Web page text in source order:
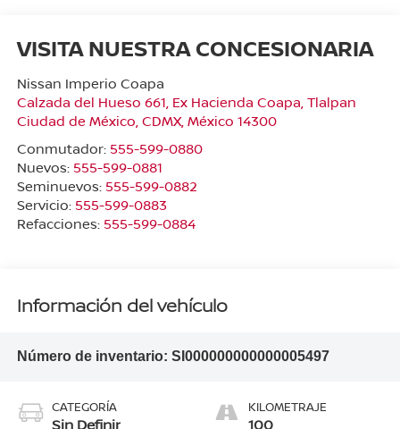
VISITA NUESTRA CONCESIONARIA
Nissan Imperio Coapa
Calzada del Hueso 661, Ex Hacienda Coapa, Tlalpan
Ciudad de México, CDMX, México 14300
Conmutador: 555-599-0880
Nuevos: 555-599-0881
Seminuevos: 555-599-0882
Servicio: 555-599-0883
Refacciones: 555-599-0884
Información del vehículo
Número de inventario: SI000000000000005497
CATEGORÍA
Sin Definir
KILOMETRAJE
100